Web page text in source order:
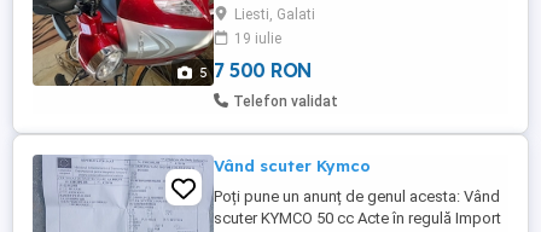
5
Liesti, Galati
19 iulie
7 500 RON
Telefon validat
Vând scuter Kymco
Poți pune un anunț de genul acesta: Vând
scuter KYMCO 50 cc Acte în regulă Import